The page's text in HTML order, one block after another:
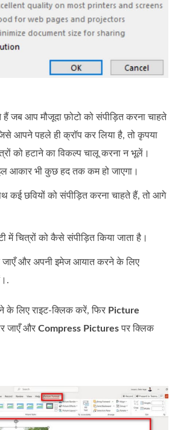
हैं जब आप मौजूदा फ़ोटो को संपीड़ित करना चाहते
आपने पहले ही क्रॉप कर लिया है, तो कृपया
को हटाने का विकल्प चालू करना न भूलें।
आकार भी कुछ हद तक कम हो जाएगा।
कई छवियों को संपीड़ित करना चाहते हैं, तो आगे
में चित्रों को कैसे संपीड़ित किया जाता है।
जाएँ और अपनी इमेज आयात करने के लिए
के लिए राइट‑क्लिक करें, फिर Picture
जाएँ औरCompress Picturesपर क्लिक